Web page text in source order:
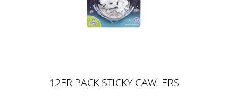
12ER PACK STICKY CAWLERS